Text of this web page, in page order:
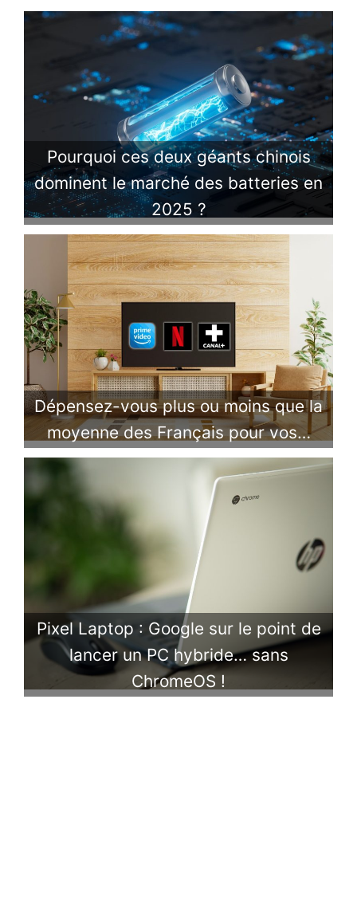
Pourquoi ces deux géants chinois
dominent le marché des batteries en
2025 ?
Dépensez-vous plus ou moins que la
moyenne des Français pour vos…
Pixel Laptop : Google sur le point de
lancer un PC hybride… sans
ChromeOS !